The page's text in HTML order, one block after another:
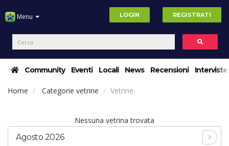
Menu LOGIN REGISTRATI
Community Eventi Locali News Recensioni Interviste
Home Categorie vetrine Vetrine
Nessuna vetrina trovata
Agosto 2026